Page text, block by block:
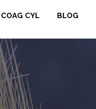
COAG CYL BLOG